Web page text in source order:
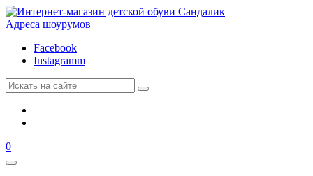
Адреса шоурумов
Facebook
Instagramm
0